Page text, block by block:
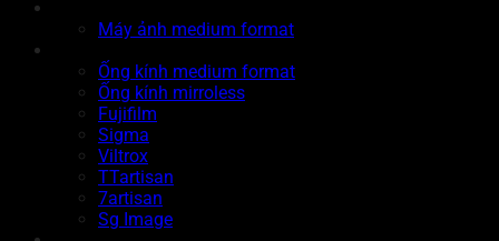
Máy ảnh medium format
Ống kính medium format
Ống kính mirroless
Fujifilm
Sigma
Viltrox
TTartisan
7artisan
Sg Image